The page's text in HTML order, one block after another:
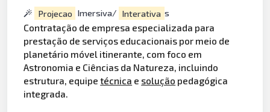
Projecao Imersiva/ Interativa s
Contratação de empresa especializada para
prestação de serviços educacionais por meio de
planetário móvel itinerante, com foco em
Astronomia e Ciências da Natureza, incluindo
estrutura, equipetécnica e solução pedagógica
integrada.